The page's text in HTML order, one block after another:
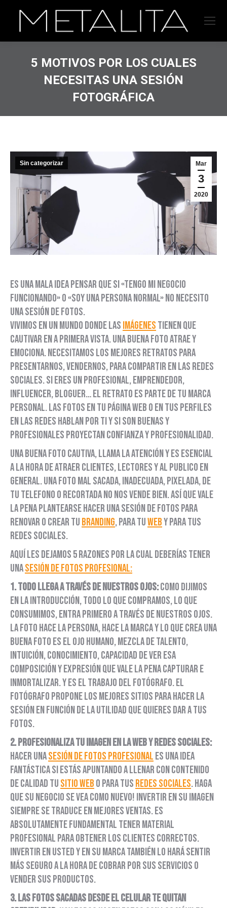
5 MOTIVOS POR LOS CUALES
NECESITAS UNA SESIÓN
FOTOGRÁFICA
Mar
3
2020
Sin categorizar
Es una mala idea pensar que si «Tengo mi negocio
funcionando» o «Soy una persona normal» no necesito
una sesión de fotos.
Vivimos en un mundo donde las imágenes tienen que
cautivar en a primera vista. Una buena foto atrae y
emociona. Necesitamos los mejores retratos para
presentarnos, vendernos, para compartir en las redes
sociales. Si eres un profesional, emprendedor,
influencer, bloguer… el retrato es parte de tu marca
personal. Las fotos en tu página web o en tus perfiles
en las redes hablan por ti y si son buenas y
profesionales proyectan confianza y profesionalidad.
Una buena foto cautiva, llama la atención y es esencial
a la hora de atraer clientes, lectores y al publico en
general. Una foto mal sacada, inadecuada, pixelada, de
tu telefono o recortada no nos vende bien. Así que vale
la pena plantearse hacer una sesión de fotos para
renovar o crear tu branding, para tuweby para tus
redes sociales.
Aquí les dejamos 5 razones por la cual deberías tener
unasesión de fotos profesional:
1. Todo llega a través de nuestros ojos:como dijimos
en la introducción, todo lo que compramos, lo que
consumimos, entra primero a través de nuestros ojos.
La foto hace la persona, hace la marca y lo que crea una
buena foto es el ojo humano, mezcla de talento,
intuición, conocimiento, capacidad de ver esa
composición y expresión que vale la pena capturar e
inmortalizar. Y es el trabajo del fotógrafo. El
fotógrafo propone los mejores sitios para hacer la
sesión en función de la utilidad que quieres dar a tus
fotos.
2. Profesionaliza tu imagen en la web y redes sociales:
Hacer unasesión de fotos profesional es una idea
fantástica si estás apuntando a llenar con contenido
de calidad tu sitio web o para tus redes sociales. Haga
que su negocio se vea como nuevo! invertir en su imagen
siempre se traduce en mejores ventas. Es
absolutamente fundamental tener material
profesional para obtener los clientes correctos.
Invertir en usted y en su marca también lo hará sentir
más seguro a la hora de cobrar por sus servicios o
vender sus productos.
3. Las fotos sacadas desde el celular te quitan